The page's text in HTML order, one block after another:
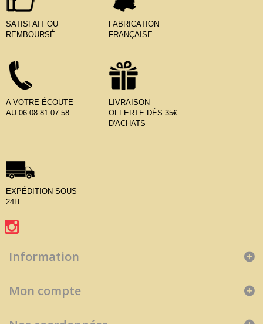
SATISFAIT OU
REMBOURSÉ
FABRICATION
FRANÇAISE
A VOTRE ÉCOUTE
AU 06.08.81.07.58
LIVRAISON
OFFERTE DÈS 35€
D'ACHATS
EXPÉDITION SOUS
24H
Information
Mon compte